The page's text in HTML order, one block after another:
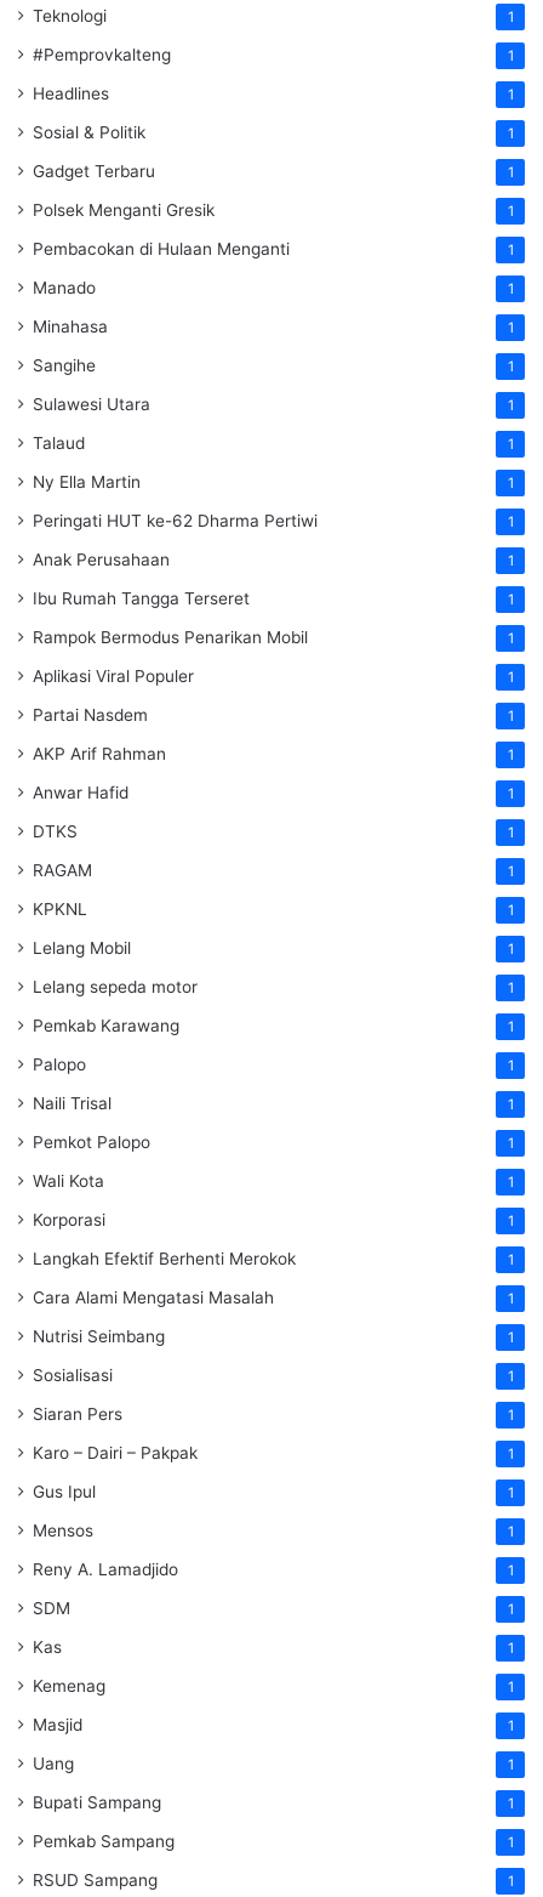
Teknologi 1
#Pemprovkalteng 1
Headlines 1
Sosial & Politik 1
Gadget Terbaru 1
Polsek Menganti Gresik 1
Pembacokan di Hulaan Menganti 1
Manado 1
Minahasa 1
Sangihe 1
Sulawesi Utara 1
Talaud 1
Ny Ella Martin 1
Peringati HUT ke-62 Dharma Pertiwi 1
Anak Perusahaan 1
Ibu Rumah Tangga Terseret 1
Rampok Bermodus Penarikan Mobil 1
Aplikasi Viral Populer 1
Partai Nasdem 1
AKP Arif Rahman 1
Anwar Hafid 1
DTKS 1
RAGAM 1
KPKNL 1
Lelang Mobil 1
Lelang sepeda motor 1
Pemkab Karawang 1
Palopo 1
Naili Trisal 1
Pemkot Palopo 1
Wali Kota 1
Korporasi 1
Langkah Efektif Berhenti Merokok 1
Cara Alami Mengatasi Masalah 1
Nutrisi Seimbang 1
Sosialisasi 1
Siaran Pers 1
Karo – Dairi – Pakpak 1
Gus Ipul 1
Mensos 1
Reny A. Lamadjido 1
SDM 1
Kas 1
Kemenag 1
Masjid 1
Uang 1
Bupati Sampang 1
Pemkab Sampang 1
RSUD Sampang 1